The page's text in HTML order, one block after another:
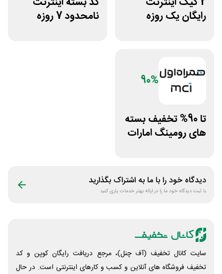
رایگان یک روزه
نامحدود 7 روزه
90%
تا 90% تخفیف بسته
های رومینگ امارات
دیدگاه خود را با ما به اشتراک بگذارید
با ثبت دیدگاه خود ما را در ارائه بهتر خدمات یاری کنید
سایت کانال تخفیف (آف چنل)، مرجع دریافت رایگان کوپن و کد
تخفیف فروشگاه های آنلاین و کسب و‌ کارهای اینترنتی است. در حال